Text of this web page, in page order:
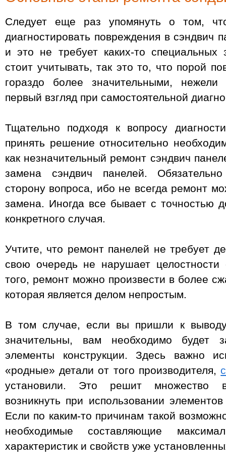
Следует еще раз упомянуть о том,
диагностировать повреждения в сэндвич
и это не требует каких-то специальных
стоит учитывать, так это то, что порой
гораздо более значительными,
первый взгляд при самостоятельной
Тщательно подходя к вопросу
принять решение относительно
как незначительный ремонт сэндвич
замена сэндвич панелей.
сторону вопроса, ибо не всегда ремонт
замена. Иногда все бывает с точностью
конкретного случая.
Учтите, что ремонт панелей не требует
свою очередь не нарушает целостности
того, ремонт можно произвести в более
которая является делом непростым.
В том случае, если вы пришли к
значительны, вам необходимо будет
элементы конструкции. Здесь важно
«родные» детали от того производителя,
установили. Это решит множество
возникнуть при использовании
Если по каким-то причинам такой
необходимые составляющие
характеристик и свойств уже